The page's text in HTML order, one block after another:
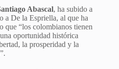
Abascal, ha subido a
a De la Espriella, al que ha
que “los colombianos tienen
oportunidad histórica
la prosperidad y la